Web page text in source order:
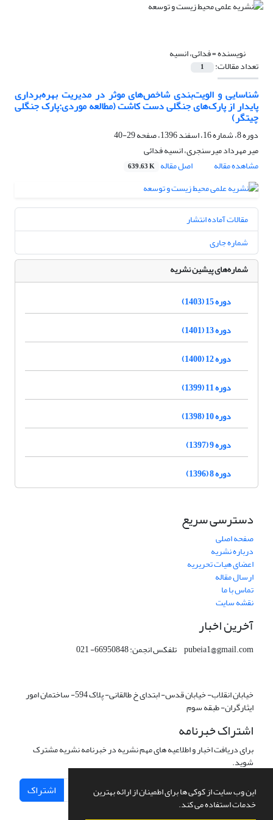
این وب سایت از کوکی ها برای اطمینان از ارائه بهترین
خدمات استفاده می کند.
نویسنده =فدائی، انسیه
تعداد مقالات: 1
شناسایی و الویت‌بندی شاخص‌های موثر در مدیریت بهره‌برداری
پایدار از پارک‌های جنگلی دست کاشت (مطالعه موردی:پارک جنگلی
چیتگر)
دوره 8، شماره 16، اسفند 1396، صفحه
29-40
میر مهرداد میرسنجری، انسیه فدائی
مشاهده مقاله
اصل مقاله 639.63 K
مقالات آماده انتشار
شماره جاری
شماره‌های پیشین نشریه
دوره 15 (1403)
دوره 13 (1401)
دوره 12 (1400)
دوره 11 (1399)
دوره 10 (1398)
دوره 9 (1397)
دوره 8 (1396)
دسترسی سریع
صفحه اصلی
درباره نشریه
اعضای هیات تحریریه
ارسال مقاله
تماس با ما
نقشه سایت
آخرین اخبار
pubeia1@gmail.com تلفکس انجمن: 66950848- 021
خیابان انقلاب- خیابان قدس- ابتدای خ طالقانی- پلاک 594- ساختمان امور
ایثارگران- طبقه سوم
اشتراک خبرنامه
برای دریافت اخبار و اطلاعیه های مهم نشریه در خبرنامه نشریه مشترک
شوید.
اشتراک